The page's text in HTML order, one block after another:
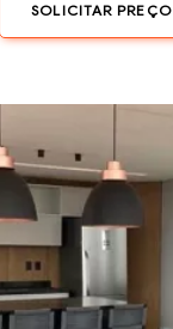
SOLICITAR PREÇO